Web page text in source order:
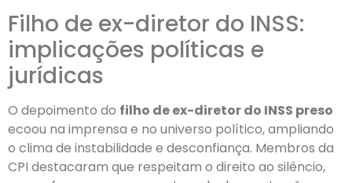
Filho de ex-diretor do INSS:
implicações políticas e
jurídicas
O depoimento do filho de ex-diretor do INSS preso
ecoou na imprensa e no universo político, ampliando
o clima de instabilidade e desconfiança. Membros da
CPI destacaram que respeitam o direito ao silêncio,